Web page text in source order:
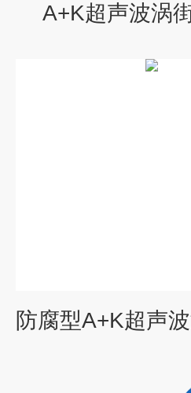
A+K超声波涡